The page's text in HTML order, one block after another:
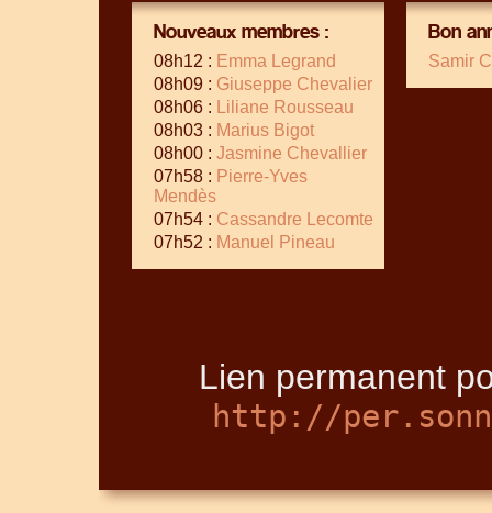
Nouveaux membres :
08h12 : Emma Legrand
08h09 : Giuseppe Chevalier
08h06 :
Liliane Rousseau
08h03 : Marius Bigot
08h00 : Jasmine Chevallier
07h58 : Pierre-Yves
Mendès
07h54 : Cassandre Lecomte
07h52 : Manuel Pineau
Bon
Samir
Lien permanent
http://